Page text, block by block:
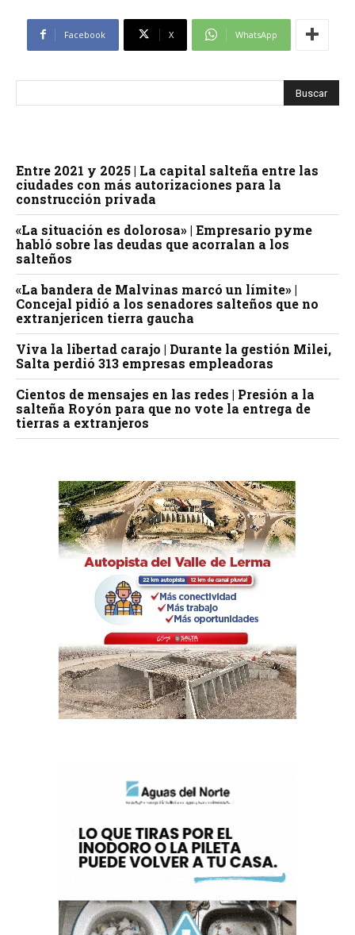
Facebook X WhatsApp
Entre 2021 y 2025 | La capital salteña entre las
ciudades con más autorizaciones para la
construcción privada
«La situación es dolorosa» | Empresario pyme
habló sobre las deudas que acorralan a los
salteños
«La bandera de Malvinas marcó un límite» |
Concejal pidió a los senadores salteños que no
extranjericen tierra gaucha
Viva la libertad carajo | Durante la gestión Milei,
Salta perdió 313 empresas empleadoras
Cientos de mensajes en las redes | Presión a la
salteña Royón para que no vote la entrega de
tierras a extranjeros